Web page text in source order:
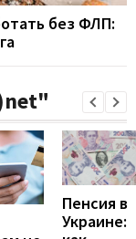
без ФЛП:
Пенсия в
Украине: